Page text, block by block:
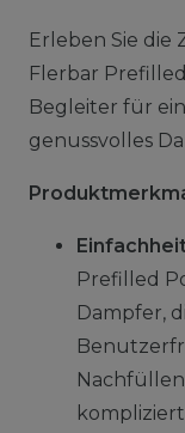
Erleben Sie die
Flerbar
Begleiter für
genussvolles
Prefilled
Dampfer,